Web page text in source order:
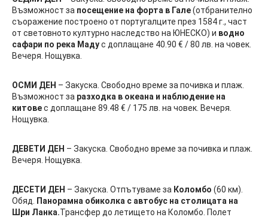
Възможност за посещение на форта в Гале(отбранително
съоражение построено от португалците през 1584 г., част
от световното културно наследство на ЮНЕСКО) и водно
сафари по река Мадус доплащане 40.90 € / 80 лв. на човек.
Вечеря. Нощувка.
ОСМИ ДЕН – Закуска. Свободно време за почивка и плаж.
Възможност за разходка в океана и наблюдение на
китовес доплащане 89.48 € / 175 лв. на човек. Вечеря.
Нощувка.
ДЕВЕТИ ДЕН – Закуска. Свободно време за почивка и плаж.
Вечеря. Нощувка.
ДЕСЕТИ ДЕН – Закуска. Отпътуваме за Коломбо (60 км).
Обяд.
Панорамна обиколка с автобус на столицата на
Шри Ланка.Трансфер до летището на Коломбо. Полет